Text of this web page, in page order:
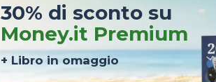
30% di sconto su
Money.it Premium
+ Libro in omaggio